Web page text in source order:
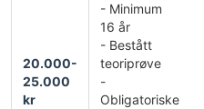
20.000-
25.000
kr
- Minimum
16 år
- Bestått
teoriprøve
-
Obligatoriske